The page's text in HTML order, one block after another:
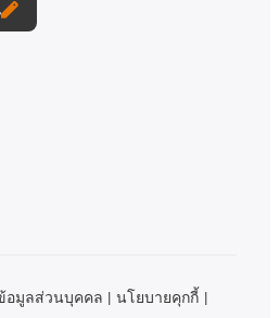
อมูลส่วนบุคคล
นโยบายคุกกี้